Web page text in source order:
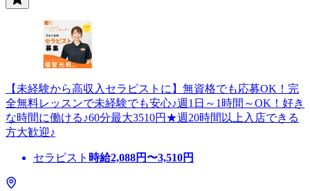
【未経験から高収入セラピストに】無資格でも応募OK！完
全無料レッスンで未経験でも安心♪週1日～1時間～OK！好き
な時間に働ける♪60分最大3510円★週20時間以上入店できる
方大歓迎♪
セラピスト 時給2,088円〜3,510円